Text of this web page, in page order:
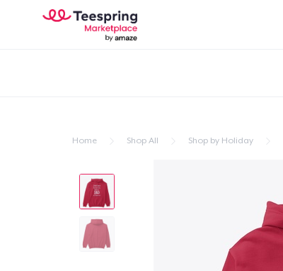
Home Shop All Shop by Holiday